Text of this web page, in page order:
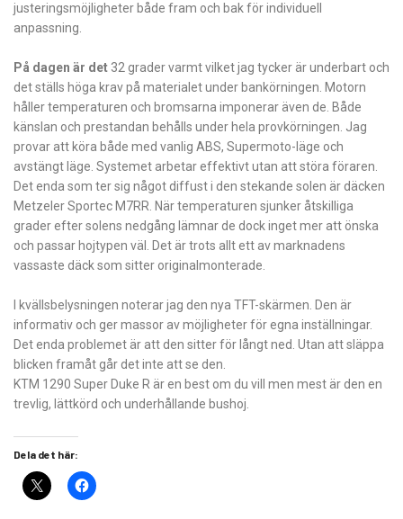
justeringsmöjligheter både fram och bak för individuell
anpassning.
På dagen är det 32 grader varmt vilket jag tycker är underbart och
det ställs höga krav på materialet under bankörningen. Motorn
håller temperaturen och bromsarna imponerar även de. Både
känslan och prestandan behålls under hela provkörningen. Jag
provar att köra både med vanlig ABS, Supermoto-läge och
avstängt läge. Systemet arbetar effektivt utan att störa föraren.
Det enda som ter sig något diffust i den stekande solen är däcken
Metzeler Sportec M7RR. När temperaturen sjunker åtskilliga
grader efter solens nedgång lämnar de dock inget mer att önska
och passar hojtypen väl. Det är trots allt ett av marknadens
vassaste däck som sitter originalmonterade.
I kvällsbelysningen noterar jag den nya TFT-skärmen. Den är
informativ och ger massor av möjligheter för egna inställningar.
Det enda problemet är att den sitter för långt ned. Utan att släppa
blicken framåt går det inte att se den.
KTM 1290 Super Duke R är en best om du vill men mest är den en
trevlig, lättkörd och underhållande bushoj.
Dela det här: